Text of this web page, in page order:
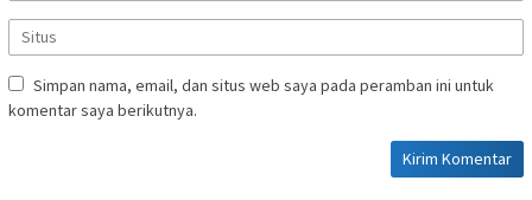
Simpan nama, email, dan situs web saya pada peramban ini untuk
komentar saya berikutnya.